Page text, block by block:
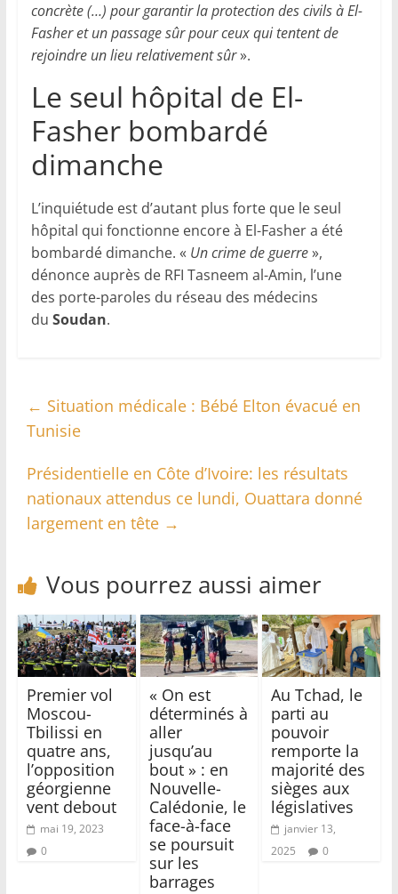
concrète (…) pour garantir la protection des civils à El-
Fasher et un passage sûr pour ceux qui tentent de
rejoindre un lieu relativement sûr».
Le seul hôpital de El-
Fasher bombardé
dimanche
L’inquiétude est d’autant plus forte que le seul
hôpital qui fonctionne encore à El-Fasher a été
bombardé dimanche. « Un crime de guerre»,
dénonce auprès de RFI Tasneem al-Amin, l’une
des porte-paroles du réseau des médecins
du Soudan.
← Situation médicale : Bébé Elton évacué en
Tunisie
Présidentielle en Côte d’Ivoire: les résultats
nationaux attendus ce lundi, Ouattara donné
largement en tête →
Vous pourrez aussi aimer
Premier vol
Moscou-
Tbilissi en
quatre ans,
l’opposition
géorgienne
vent debout
mai 19, 2023
0
« On est
déterminés à
aller
jusqu’au
bout » : en
Nouvelle-
Calédonie, le
face-à-face
se poursuit
sur les
barrages
Au Tchad, le
parti au
pouvoir
remporte la
majorité des
sièges aux
législatives
janvier 13,
2025
0